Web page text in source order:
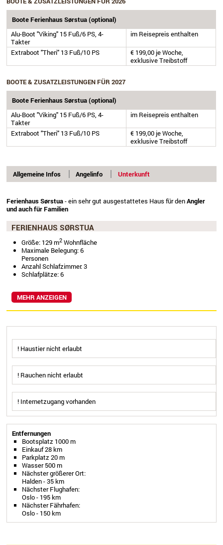
Boote Ferienhaus Sørstua (optional)
Alu-Boot "Viking" 15 Fuß/6 PS, 4-
Takter
im Reisepreis enthalten
Extraboot "Theri" 13 Fuß/10 PS
€ 199,00 je Woche,
exklusive Treibstoff
BOOTE & ZUSATZLEISTUNGEN FÜR 2027
Boote Ferienhaus Sørstua (optional)
Alu-Boot "Viking" 15 Fuß/6 PS, 4-
Takter
im Reisepreis enthalten
Extraboot "Theri" 13 Fuß/10 PS
€ 199,00 je Woche,
exklusive Treibstoff
Allgemeine Infos Angelinfo Unterkunft
Ferienhaus Sørstua- ein sehr gut ausgestattetes Haus für denAngler
und auch für Familien
FERIENHAUS SØRSTUA
Größe: 129 m2 Wohnfläche
Maximale Belegung: 6
Personen
Anzahl Schlafzimmer: 3
Schlafplätze: 6
MEHR ANZEIGEN
! Haustier nicht erlaubt
! Rauchen nicht erlaubt
! Internetzugang vorhanden
Entfernungen
Bootsplatz 1000 m
Einkauf 28 km
Parkplatz 20 m
Wasser 500 m
Nächster größerer Ort:
Halden - 35 km
Nächster Flughafen:
Oslo - 195 km
Nächster Fährhafen:
Oslo - 150 km